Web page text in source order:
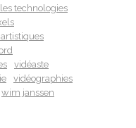
technologies
vidéaste
vidéographies
wim janssen